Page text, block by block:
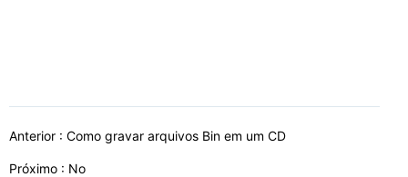
Anterior : Como gravar arquivos Bin em um CD
Próximo : No